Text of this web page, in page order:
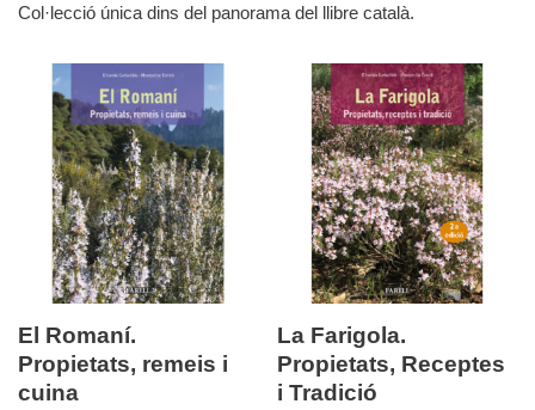
Col·lecció única dins del panorama del llibre català.
El Romaní.
Propietats, remeis i
cuina
La Farigola.
Propietats, Receptes
i Tradició